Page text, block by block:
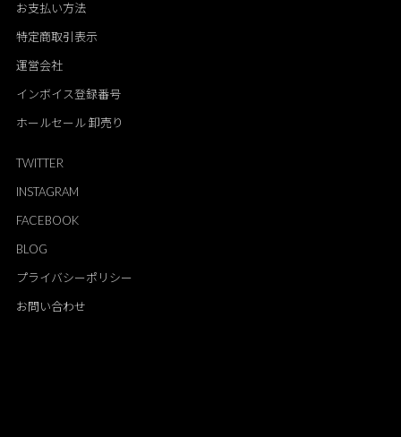
お支払い方法
特定商取引表示
運営会社
インボイス登録番号
ホールセール 卸売り
TWITTER
INSTAGRAM
FACEBOOK
BLOG
プライバシーポリシー
お問い合わせ